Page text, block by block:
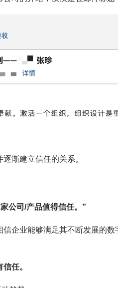
渐建立信任的关系。
公司/产品值得信任。”
企业能够满足其不断发展的
任。